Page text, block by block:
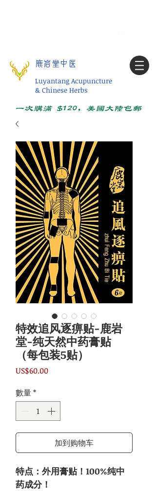
鹿岩堂中医
Luyantang Acupuncture
& Chinese Herbs
一次购满 $120，美国大陆包邮
特效追风逐痹贴-鹿岩
堂-纯天然中药膏贴
（每包装5贴）
US$60.00價
數量*
加到购物车
特点：外用膏贴！100%纯中
药成分！